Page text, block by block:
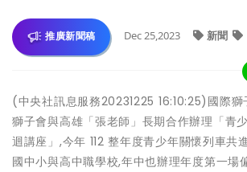
推廣新聞稿 Dec 25,2023 新聞
(中央社訊息服務20231225 16:10:25)國際
獅子會與高雄「張老師」長期合作辦理「青
迴講座」,今年 112 整年度青少年關懷列車共
國中小與高中職學校,年中也辦理年度第一場